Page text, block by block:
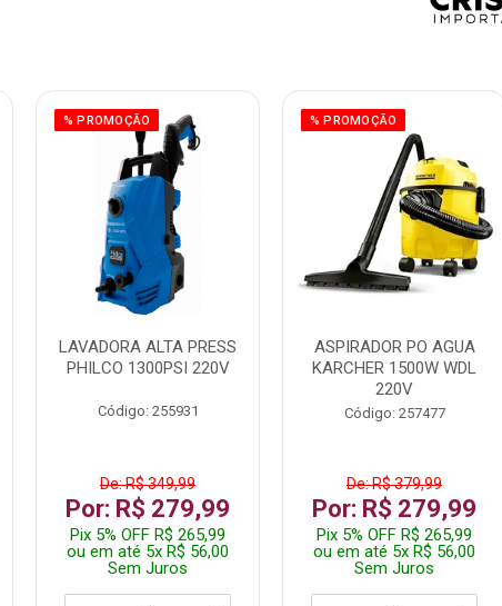
% PROMOÇÃO
LAVADORA ALTA PRESS
PHILCO 1300PSI 220V
Código: 255931
De: R$ 349,99
Por: R$ 279,99
Pix 5% OFF R$ 265,99
ou em até 5x R$ 56,00
Sem Juros
% PROMOÇÃO
ASPIRADOR PO AGUA
KARCHER 1500W WDL
220V
Código: 257477
De: R$ 379,99
Por: R$ 279,99
Pix 5% OFF R$ 265,99
ou em até 5x R$ 56,00
Sem Juros